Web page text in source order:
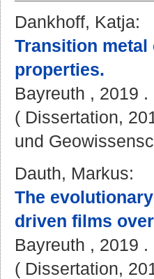
Dankhoff, Katja:
Transition
properties.
Bayreuth , 2019 .
( Dissertation,
und
Dauth, Markus:
The
driven films
Bayreuth , 2019 .
( Dissertation,